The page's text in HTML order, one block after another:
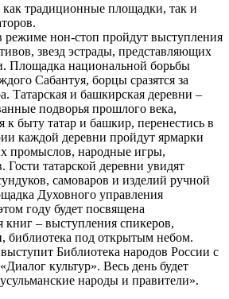
как традиционные площадки, так и
режиме нон-стоп пройдут выступления
звезд эстрады, представляющих
Площадка национальной борьбы
Сабантуя, борцы сразятся за
Татарская и башкирская деревни –
подворья прошлого века,
к быту татар и башкир, перенестись в
каждой деревни пройдут ярмарки
промыслов, народные игры,
Гости татарской деревни увидят
самоваров и изделий ручной
Духовного управления
году будет посвящена
книг – выступления спикеров,
библиотека под открытым небом.
Библиотека народов России с
культур». Весь день будет
народы и правители».